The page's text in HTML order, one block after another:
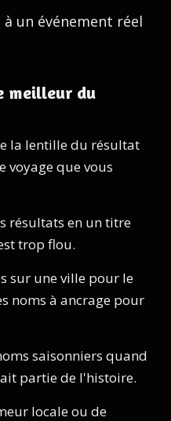
un événement réel
meilleur du
la lentille du résultat
voyage que vous
résultats en un titre
trop flou.
sur une ville pour le
noms à ancrage pour
saisonniers quand
partie de l'histoire.
locale ou de